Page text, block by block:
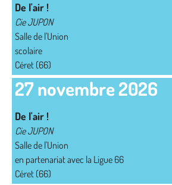
De l'air !
Cie JUPON
Salle de l'Union
scolaire
Céret (66)
27 novembre 2026
De l'air !
Cie JUPON
Salle de l'Union
en partenariat avec la Ligue 66
Céret (66)